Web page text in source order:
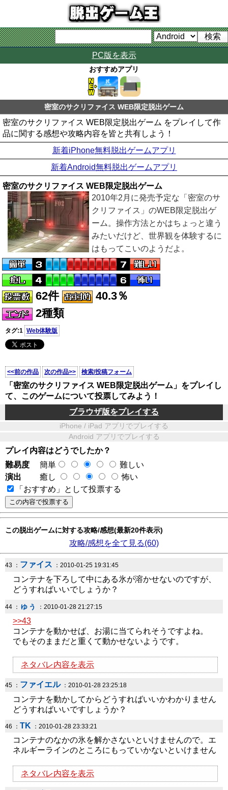
PC版を表示
おすすめアプリ
密室のサクリファイス WEB限定脱出ゲーム
密室のサクリファイス WEB限定脱出ゲーム をプレイして作
品に関する感想や攻略内容を皆と共有しよう！
新着iPhone無料脱出ゲームアプリ
新着Android無料脱出ゲームアプリ
密室のサクリファイス WEB限定脱出ゲーム
2010年2月に発売予定な「密室のサ
クリファイス」のWEB限定脱出ゲ
ーム。操作方法とかはちょっと違う
みたいだけど、世界観を体験するに
はもってこいのようだよ。
62件
40.3％
2種類
タグ:1 Web体験版
<<前の作品 次の作品>> 検索/投稿フォーム
「密室のサクリファイス WEB限定脱出ゲーム」をプレイし
て、このゲームについて投票してみよう！
ブラウザ版をプレイする
iPhone / iPad アプリでプレイする
Android アプリでプレイする
プレイ内容はどうでしたか？
難易度
簡単
難しい
演出
癒し
怖い
「おすすめ」として投票する
この脱出ゲームに対する攻略/感想(最新20件表示)
攻略/感想を全て見る(60)
43 ： ファイス ：2010-01-25 19:31:45
コンテナを下ろして中にある氷が溶かせないのですが、
どうすればいいでしょうか？
44 ： ゅぅ ：2010-01-28 21:27:15
>>43
コンテナを動かせば、お湯に当てられそうですよね。
でもそのままだと重くて動かせないようです。
ネタバレ内容を表示
45 ： ファイエル：2010-01-28 23:25:18
コンテナを動かしてからどうすればいいかわかりません
どうすればいいですしょうか？
46 ： TK ：2010-01-28 23:33:21
コンテナのなかの氷を解かさないといけませんので。エ
ネルギーラインのところにもっていかないといけません
ネタバレ内容を表示